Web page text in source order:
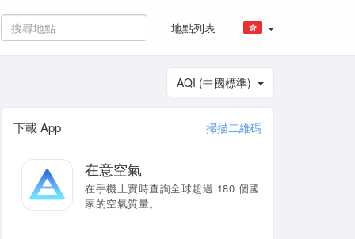
地點列表
AQI (中國標準)
下載 App 掃描二維碼
在意空氣
在手機上實時查詢全球超過 180 個國
家的空氣質量。